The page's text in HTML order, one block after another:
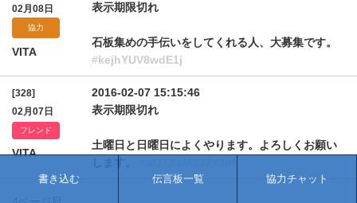
02月08日
協力
VITA
表示期限切れ
石板集めの手伝いをしてくれる人、大募集です。
#kejhYUV8wdE1j
[328]
02月07日
フレンド
VITA
2016-02-07 15:15:46
表示期限切れ
土曜日と日曜日によくやります。よろしくお願い
書き込む 伝言板一覧 協力チャット